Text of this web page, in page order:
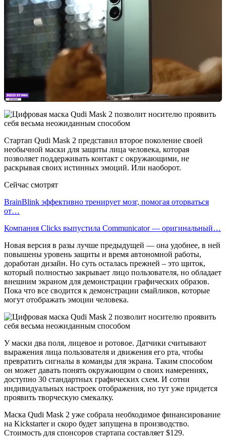
Стартап Qudi Mask 2 представил второе поколение своей
необычной маски для защиты лица человека, которая
позволяет поддерживать контакт с окружающими, не
раскрывая своих истинных эмоций. Или наоборот.
Сейчас смотрят
BrainBlink эффективно тренирует мозг, помогая оторваться
от…
Компания Clicks выпустила Communicator — оригинальный…
Новая версия в разы лучше предыдущей — она удобнее, в ней
повышены уровень защиты и время автономной работы,
доработан дизайн. Но суть осталась прежней – это щиток,
который полностью закрывает лицо пользователя, но обладает
внешним экраном для демонстрации графических образов.
Пока что все сводится к демонстрации смайликов, которые
могут отображать эмоции человека.
У маски два поля, лицевое и ротовое. Датчики считывают
выражения лица пользователя и движения его рта, чтобы
превратить сигналы в команды для экрана. Таким способом
он может давать понять окружающим о своих намерениях,
доступно 30 стандартных графических схем. И сотни
индивидуальных настроек отображения, но тут уже придется
проявить творческую смекалку.
Маска Qudi Mask 2 уже собрала необходимое финансирование
на Kickstarter и скоро будет запущена в производство.
Стоимость для спонсоров стартапа составляет $129.